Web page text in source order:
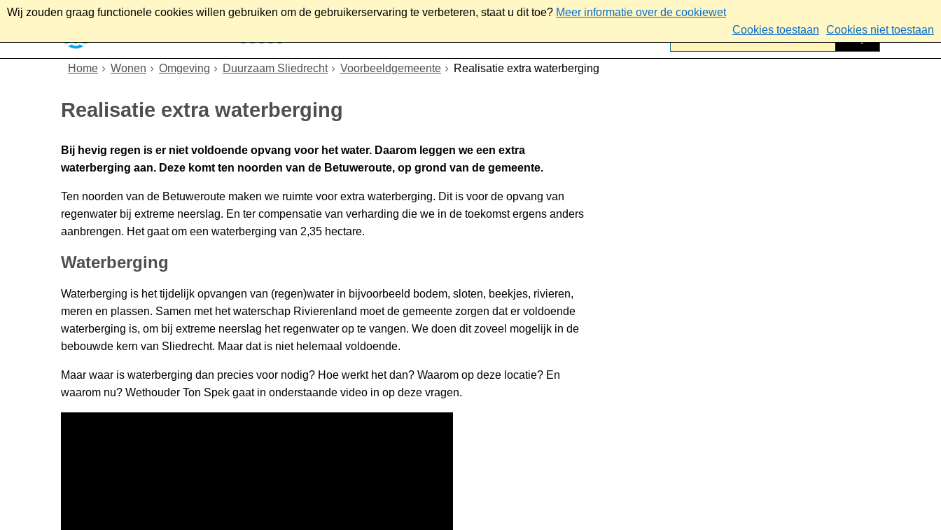
Wij zouden graag functionele cookies willen gebruiken om de gebruikerservaring te verbeteren, staat u dit toe? Meer informatie over de cookiewet
Cookies toestaan
Cookies niet toestaan
Home Wonen Omgeving Duurzaam Sliedrecht Voorbeeldgemeente Realisatie extra waterberging
Realisatie extra waterberging
Bij hevig regen is er niet voldoende opvang voor het water. Daarom leggen we een extra
waterberging aan. Deze komt ten noorden van de Betuweroute, op grond van de gemeente.
Ten noorden van de Betuweroute maken we ruimte voor extra waterberging. Dit is voor de opvang van
regenwater bij extreme neerslag. En ter compensatie van verharding die we in de toekomst ergens anders
aanbrengen. Het gaat om een waterberging van 2,35 hectare.
Waterberging
Waterberging is het tijdelijk opvangen van (regen)water in bijvoorbeeld bodem, sloten, beekjes, rivieren,
meren en plassen. Samen met het waterschap Rivierenland moet de gemeente zorgen dat er voldoende
waterberging is, om bij extreme neerslag het regenwater op te vangen. We doen dit zoveel mogelijk in de
bebouwde kern van Sliedrecht. Maar dat is niet helemaal voldoende.
Maar waar is waterberging dan precies voor nodig? Hoe werkt het dan? Waarom op deze locatie? En
waarom nu? Wethouder Ton Spek gaat in onderstaande video in op deze vragen.